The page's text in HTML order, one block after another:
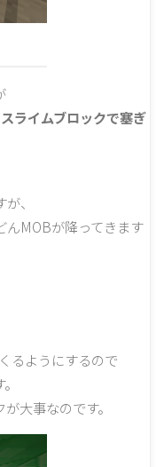
スライムブロックで塞ぎ
、
んMOBが降ってきます
るようにするので
大事なのです。